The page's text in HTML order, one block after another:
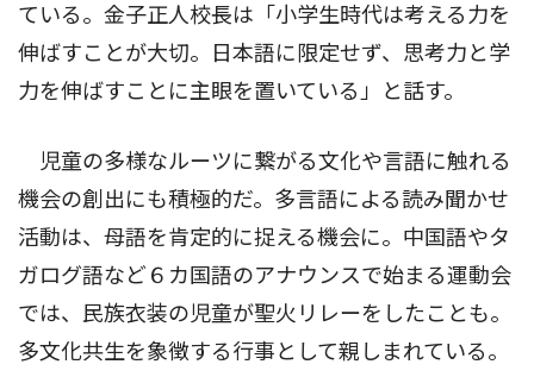
ている。金子正人校長は「小学生時代は考える力を
伸ばすことが大切。日本語に限定せず、思考力と学
力を伸ばすことに主眼を置いている」と話す。
児童の多様なルーツに繋がる文化や言語に触れる
機会の創出にも積極的だ。多言語による読み聞かせ
活動は、母語を肯定的に捉える機会に。中国語やタ
ガログ語など６カ国語のアナウンスで始まる運動会
では、民族衣装の児童が聖火リレーをしたことも。
多文化共生を象徴する行事として親しまれている。